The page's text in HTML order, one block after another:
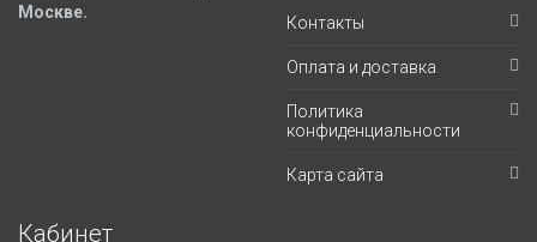
Москве.
Контакты
Оплата и доставка
Политика
конфиденциальности
Карта сайта
Кабинет